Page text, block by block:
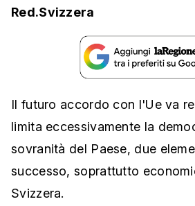
Red.Svizzera
Il futuro accordo con l'Ue va
limita eccessivamente la
sovranità del Paese, due
successo, soprattutto
Svizzera.